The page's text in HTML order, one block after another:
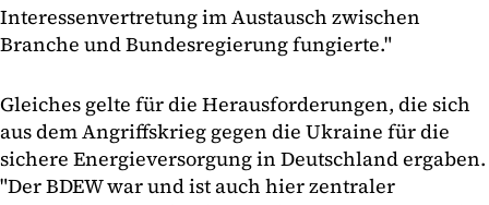
Interessenvertretung im Austausch zwischen
Branche und Bundesregierung fungierte."
Gleiches gelte für die Herausforderungen, die sich
aus dem Angriffskrieg gegen die Ukraine für die
sichere Energieversorgung in Deutschland ergaben.
"Der BDEW war und ist auch hier zentraler